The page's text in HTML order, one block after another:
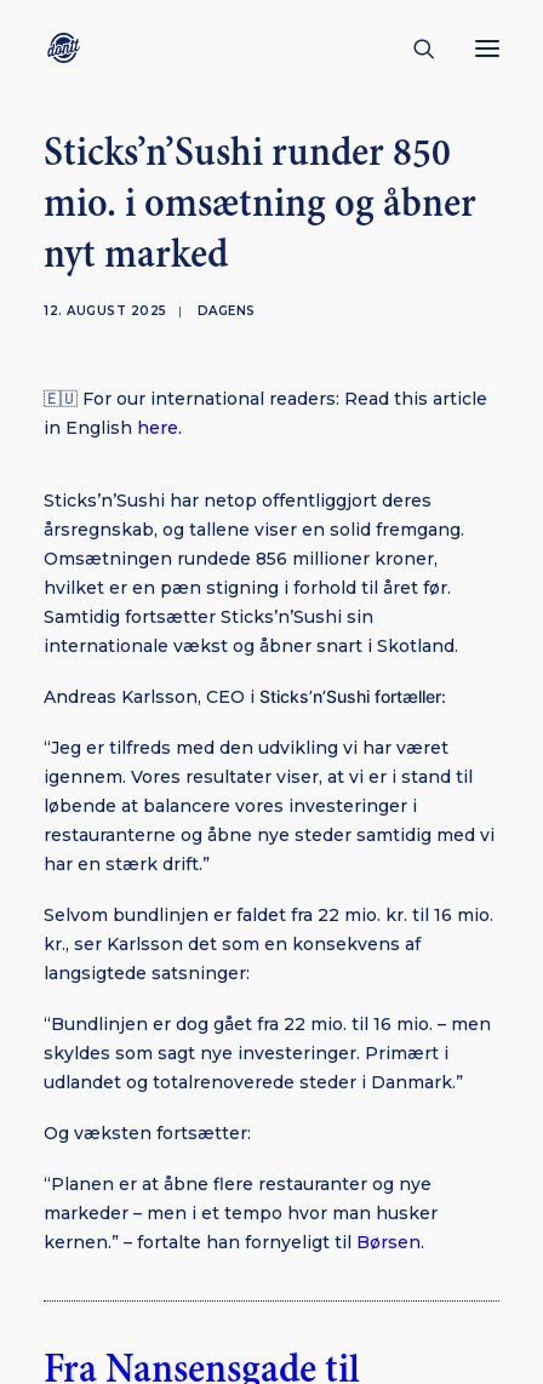
CONTACT
ABOUT
ENGLISH
BORNHOLM
SUBSCRIBE
Sticks’n’Sushi runder 850
mio. i omsætning og åbner
nyt marked
12. AUGUST 2025 | DAGENS
🇪🇺 For our international readers: Read this article
in English here.
Sticks’n’Sushi har netop offentliggjort deres
årsregnskab, og tallene viser en solid fremgang.
Omsætningen rundede 856 millioner kroner,
hvilket er en pæn stigning i forhold til året før.
Samtidig fortsætter Sticks’n’Sushi sin
internationale vækst og åbner snart i Skotland.
Andreas Karlsson, CEO i Sticks’n’Sushi fortæller:
“Jeg er tilfreds med den udvikling vi har været
igennem. Vores resultater viser, at vi er i stand til
løbende at balancere vores investeringer i
restauranterne og åbne nye steder samtidig med vi
har en stærk drift.”
Selvom bundlinjen er faldet fra 22 mio. kr. til 16 mio.
kr., ser Karlsson det som en konsekvens af
langsigtede satsninger:
“Bundlinjen er dog gået fra 22 mio. til 16 mio. – men
skyldes som sagt nye investeringer. Primært i
udlandet og totalrenoverede steder i Danmark.”
Og væksten fortsætter:
“Planen er at åbne flere restauranter og nye
markeder – men i et tempo hvor man husker
kernen.” – fortalte han fornyeligt til Børsen.
Fra Nansensgade til